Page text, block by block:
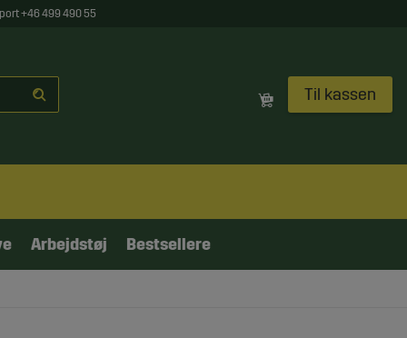
+46 499 490 55
Til kassen
Arbejdstøj Bestsellere